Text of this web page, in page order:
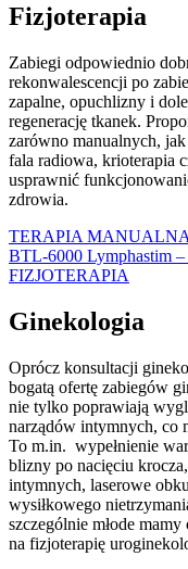
Fizjoterapia
Zabiegi odpowiednio
rekonwalescencji po
zapalne, opuchlizny i
regenerację tkanek.
zarówno manualnych,
fala radiowa, krioterapia
usprawnić
zdrowia.
TERAPIA
BTL-6000 Lymphastim
FIZJOTERAPIA
Ginekologia
Oprócz konsultacji
bogatą ofertę zabiegów
nie tylko poprawiają
narządów intymnych, co
To m.in. wypełnienie
blizny po nacięciu
intymnych, laserowe
wysiłkowego
szczególnie młode
na fizjoterapię